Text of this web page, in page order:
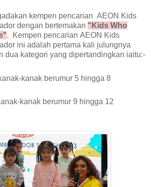
kempen pencarian AEON Kids
dengan bertemakan "Kids Who
. Kempen pencarian AEON Kids
ini adalah pertama kali julungnya
dua kategori yang dipertandingkan iaitu:-
kanak berumur 5 hingga 8
kanak berumur 9 hingga 12